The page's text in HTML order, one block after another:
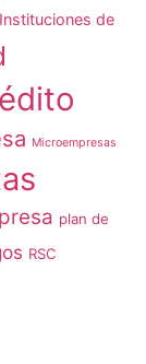
Instituciones de
Microempresas
plan de
RSC